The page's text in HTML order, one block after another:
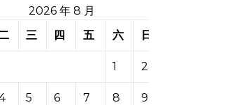
2026 年 8 月
三 四 五 六 日
1 2
5 6 7 8 9